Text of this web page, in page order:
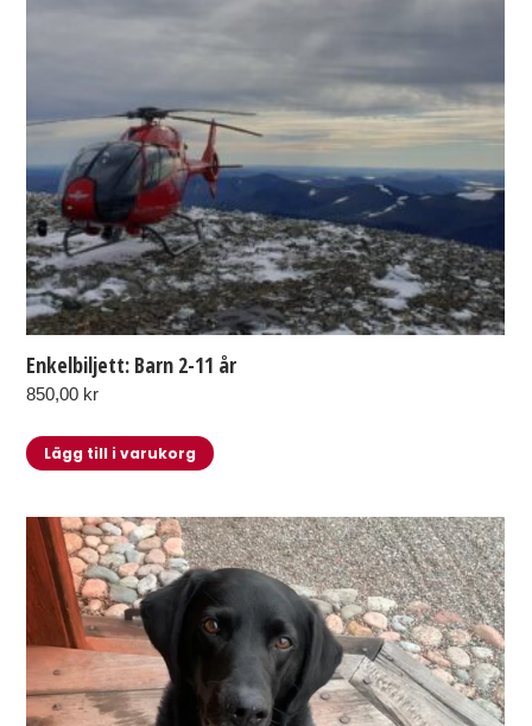
Enkelbiljett: Barn 2-11 år
850,00 kr
Lägg till i varukorg